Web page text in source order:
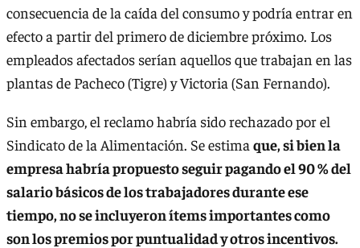
consecuencia de la caída del consumo y podría entrar en
efecto a partir del primero de diciembre próximo. Los
empleados afectados serían aquellos que trabajan en las
plantas de Pacheco (Tigre) y Victoria (San Fernando).
Sin embargo, el reclamo habría sido rechazado por el
Sindicato de la Alimentación. Se estima que, si bien la
empresa habría propuesto seguir pagando el 90 % del
salario básicos de los trabajadores durante ese
tiempo, no se incluyeron ítems importantes como
son los premios por puntualidad y otros incentivos.